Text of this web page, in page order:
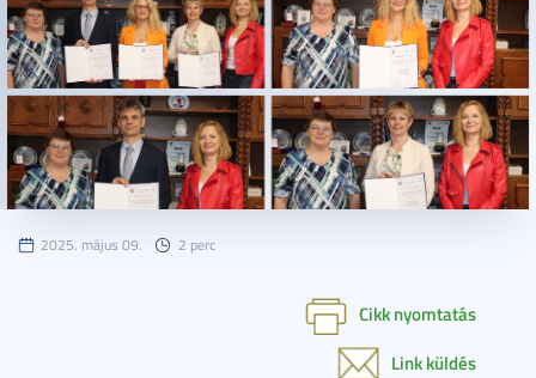
2025. május 09. 2 perc
Cikk nyomtatás
Link küldés